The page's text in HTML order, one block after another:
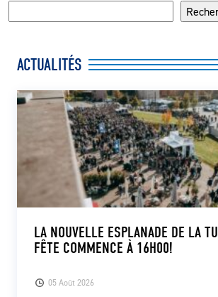
ACTUALITÉS
05 Août 2026
LA NOUVELLE ESPLANADE DE LA
FÊTE COMMENCE À 16H00!